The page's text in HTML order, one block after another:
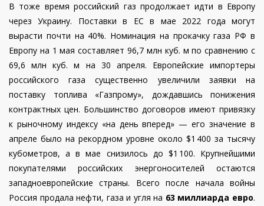
В тоже время российский газ продолжает идти в Европу
через Украину. Поставки в ЕС в мае 2022 года могут
вырасти почти на 40%. Номинация на прокачку газа РФ в
Европу на 1 мая составляет 96,7 млн куб. м по сравнению с
69,6 млн куб. м на 30 апреля.
Европейские импортеры
российского газа существенно увеличили заявки на
поставку топлива «Газпрому», дождавшись понижения
контрактных цен. Большинство договоров имеют привязку
к рыночному индексу «на день вперед» — его значение в
апреле было на рекордном уровне около $1 400 за тысячу
кубометров, а в мае снизилось до $1 100. Крупнейшими
покупателями российских энергоносителей остаются
западноевропейские страны. Всего после начала войны
Россия продала нефти, газа и угля на 63 миллиарда евро.